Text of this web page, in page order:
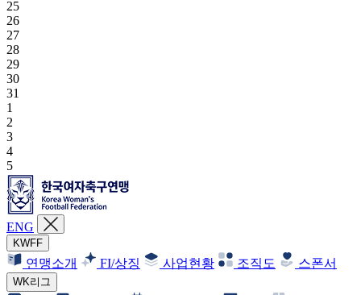
25
26
27
28
29
30
31
1
2
3
4
5
ENG
KWFF
연맹소개 FI/상징 사업현황 조직도 스폰서
WK리그